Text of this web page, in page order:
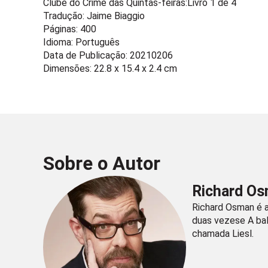
Clube do Crime das Quintas-feiras: Livro 1 de 4
Tradução: Jaime Biaggio
Páginas: 400
Idioma: Português
Data de Publicação: 20210206
Dimensões: 22.8 x 15.4 x 2.4 cm
Sobre o Autor
Richard
Richard Osman é
duas vezese A
chamada Liesl.